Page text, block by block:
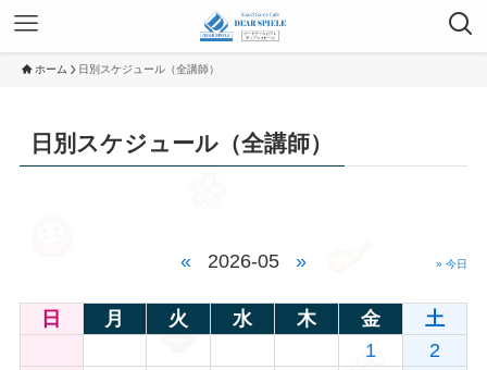
ホーム 日別スケジュール（全講師）
日別スケジュール（全講師）
« 2026-05 » » 今日
日 月 火 水 木 金
土
1
2